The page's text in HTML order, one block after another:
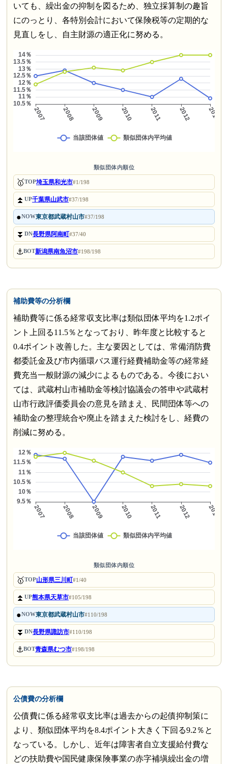
いても、繰出金の抑制を図るため、独立採算制の趣旨
にのっとり、各特別会計において保険税等の定期的な
見直しをし、自主財源の適正化に努める。
類似団体内順位
🥇TOP埼玉県和光市#1/198
⏫UP千葉県山武市#37/198
●NOW東京都武蔵村山市#37/198
⏬DN長野県阿南町#37/40
⚓BOT新潟県南魚沼市#198/198
補助費等の分析欄
補助費等に係る経常収支比率は類似団体平均を1.2ポイ
ント上回る11.5％となっており、昨年度と比較すると
0.4ポイント改善した。主な要因としては、常備消防費
都委託金及び市内循環バス運行経費補助金等の経常経
費充当一般財源の減少によるものである。今後におい
ては、武蔵村山市補助金等検討協議会の答申や武蔵村
山市行政評価委員会の意見を踏まえ、民間団体等への
補助金の整理統合や廃止を踏まえた検討をし、経費の
削減に努める。
類似団体内順位
🥇TOP山形県三川町#1/40
⏫UP熊本県天草市#105/198
●NOW東京都武蔵村山市#110/198
⏬DN長野県諏訪市#110/198
⚓BOT青森県むつ市#198/198
公債費の分析欄
公債費に係る経常収支比率は過去からの起債抑制策に
より、類似団体平均を8.4ポイント大きく下回る9.2％と
なっている。しかし、近年は障害者自立支援給付費な
どの扶助費や国民健康保険事業の赤字補塡繰出金の増